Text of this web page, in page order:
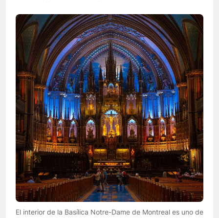
El interior de la Basílica Notre-Dame de Montreal es uno de